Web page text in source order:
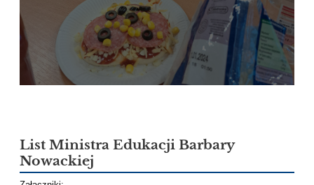
List Ministra Edukacji Barbary
Nowackiej